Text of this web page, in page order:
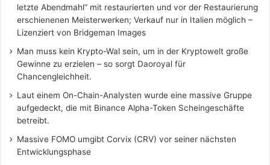
letzte Abendmahl“ mit restaurierten und vor der Restaurierung
erschienenen Meisterwerken; Verkauf nur in Italien möglich –
Lizenziert von Bridgeman Images
Man muss kein Krypto-Wal sein, um in der Kryptowelt große
Gewinne zu erzielen – so sorgt Daoroyal für
Chancengleichheit.
Laut einem On-Chain-Analysten wurde eine massive Gruppe
aufgedeckt, die mit Binance Alpha-Token Scheingeschäfte
betreibt.
Massive FOMO umgibt Corvix (CRV) vor seiner nächsten
Entwicklungsphase